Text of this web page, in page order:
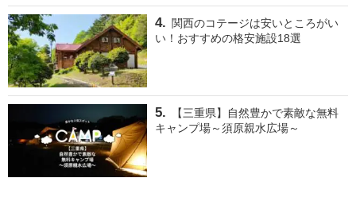
関西のコテージは安いところがい
い！おすすめの格安施設18選
【三重県】自然豊かで素敵な無料
キャンプ場～須原親水広場～